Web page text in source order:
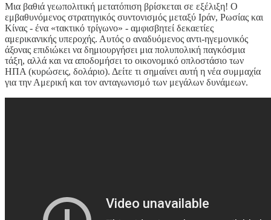
Μια βαθιά γεωπολιτική μετατόπιση βρίσκεται σε εξέλιξη! Ο
εμβαθυνόμενος στρατηγικός συντονισμός μεταξύ Ιράν, Ρωσίας και
Κίνας - ένα «τακτικό τρίγωνο» - αμφισβητεί δεκαετίες
αμερικανικής υπεροχής. Αυτός ο αναδυόμενος αντι-ηγεμονικός
άξονας επιδιώκει να δημιουργήσει μια πολυπολική παγκόσμια
τάξη, αλλά και να αποδομήσει το οικονομικό οπλοστάσιο των
ΗΠΑ (κυρώσεις, δολάριο). Δείτε τι σημαίνει αυτή η νέα συμμαχία
για την Αμερική και τον ανταγωνισμό των μεγάλων δυνάμεων.